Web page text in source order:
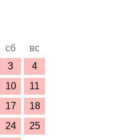
сб
вс
3
4
10
11
17
18
24
25